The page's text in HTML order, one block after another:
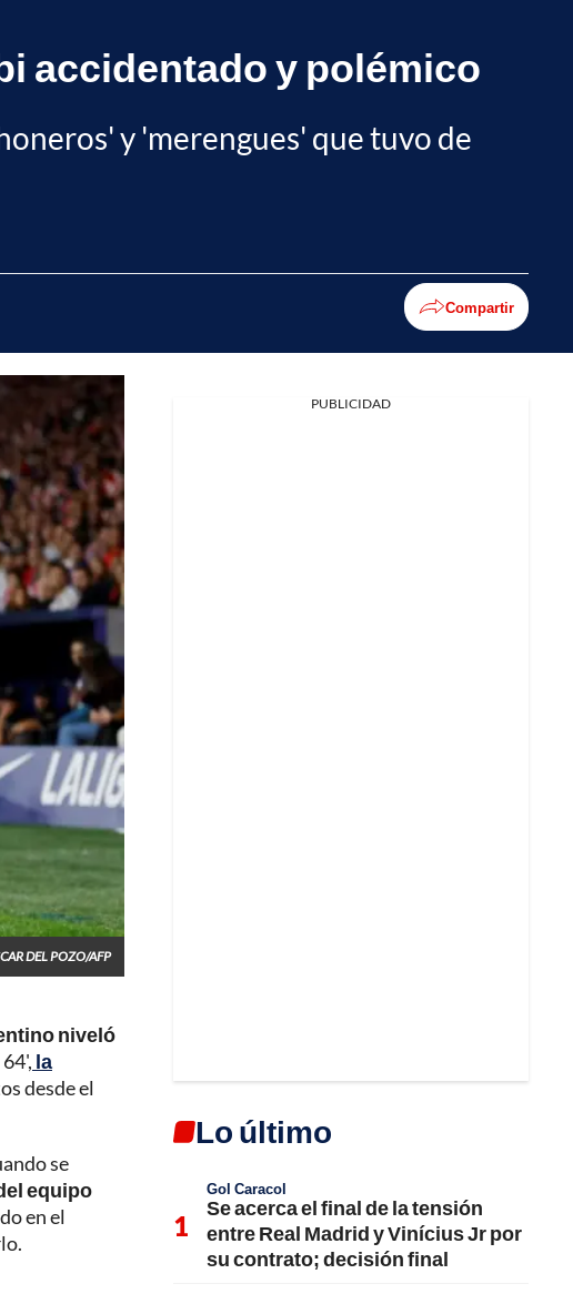
accidentado y polémico
y 'merengues' que tuvo de
Compartir
DEL POZO/AFP
niveló
la
desde el
se
equipo
en el
PUBLICIDAD
Lo último
Gol Caracol
Se acerca el final de la tensión
entre Real Madrid y Vinícius Jr por
su contrato; decisión final